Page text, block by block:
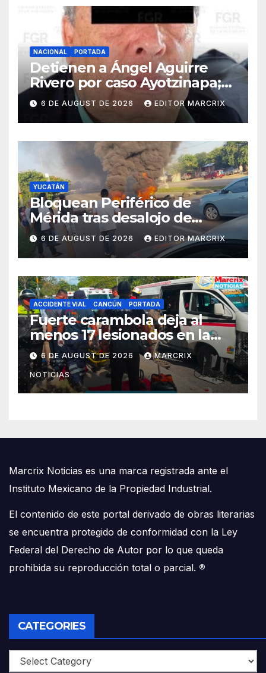
NACIONAL PORTADA
Detienen a Ángel Aguirre
Rivero por caso Ayotzinapa;
FGR lo señala por ocultar
evidencias
6 DE AUGUST DE 2026 EDITOR MARCRIX
YUCATÁN
Bloquean Periférico de
Mérida tras desalojo de
predio en San José Tecoh
6 DE AUGUST DE 2026 EDITOR MARCRIX
ACCIDENTE VIAL CANCÚN PORTADA
Fuerte carambola deja al
menos 17 lesionados en la
avenida Nichupté de Cancún
6 DE AUGUST DE 2026 MARCRIX
NOTICIAS
Marcrix Noticias es una marca registrada ante el
Instituto Mexicano de la Propiedad Industrial.
El contenido de este portal derivado de obras literarias
se encuentra protegido de conformidad con la Ley
Federal del Derecho de Autor por lo que queda
prohibida su reproducción total o parcial. ®
CATEGORIES
Categories